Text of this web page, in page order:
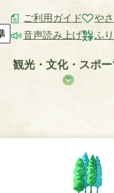
ご利用ガイド
音声読み上げ
や
ふ
観光・文化・スポー